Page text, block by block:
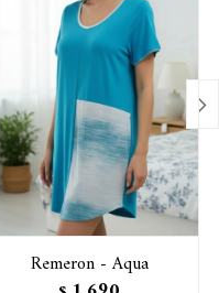
Remeron - Aqua
